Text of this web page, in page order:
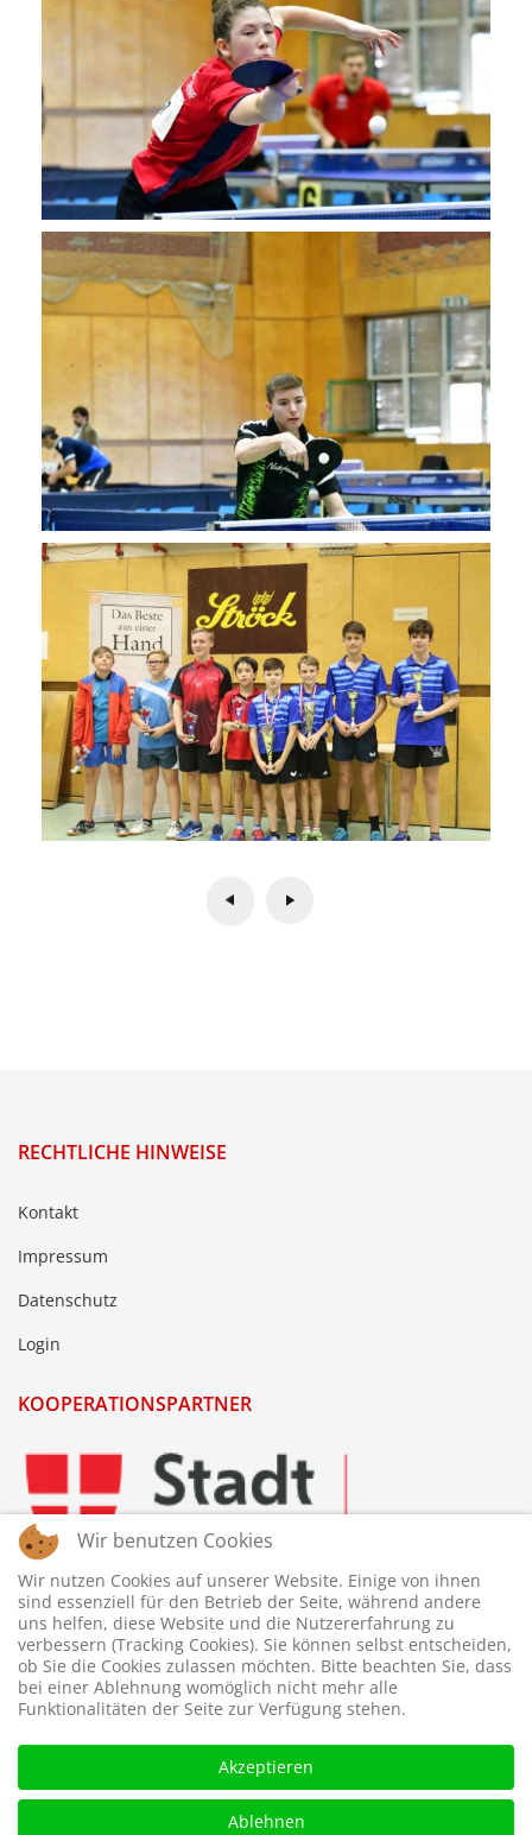
RECHTLICHE HINWEISE
Kontakt
Impressum
Datenschutz
Login
KOOPERATIONSPARTNER
Wir benutzen Cookies
Wir nutzen Cookies auf unserer Website. Einige von ihnen
sind essenziell für den Betrieb der Seite, während andere
uns helfen, diese Website und die Nutzererfahrung zu
verbessern (Tracking Cookies). Sie können selbst entscheiden,
ob Sie die Cookies zulassen möchten. Bitte beachten Sie, dass
bei einer Ablehnung womöglich nicht mehr alle
Funktionalitäten der Seite zur Verfügung stehen.
Akzeptieren
Ablehnen